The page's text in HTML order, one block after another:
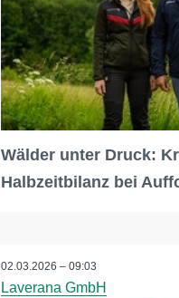
Wälder unter Druck:
Halbzeitbilanz bei
02.03.2026 – 09:03
Laverana GmbH